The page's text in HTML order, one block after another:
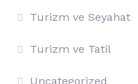
Turizm ve Seyahat
Turizm ve Tatil
Uncategorized